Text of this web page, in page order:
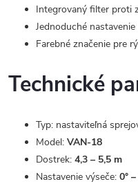
Integrovaný filter proti
Jednoduché
Farebné značenie pre
Technické
Typ: nastaviteľná
Model: VAN-18
Dostrek: 4,3 – 5,5 m
Nastavenie výseče: 0°